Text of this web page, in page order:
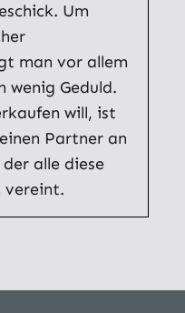
Um
man vor allem
wenig Geduld.
will, ist
Partner an
alle diese
vereint.